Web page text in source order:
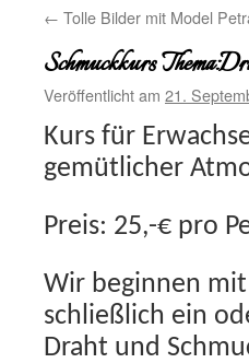
← Tolle Bilder mit Model
Schmuckkurs
Veröffentlicht am 21.
Kurs für
gemütlicher
Preis: 25,-€ pro
Wir beginnen
schließlich ein
Draht und